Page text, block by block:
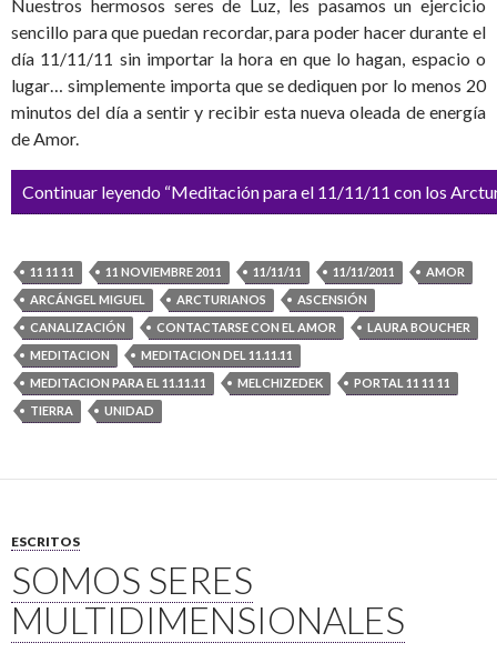
Nuestros hermosos seres de Luz, les pasamos un ejercicio
sencillo para que puedan recordar, para poder hacer durante el
día 11/11/11 sin importar la hora en que lo hagan, espacio o
lugar… simplemente importa que se dediquen por lo menos 20
minutos del día a sentir y recibir esta nueva oleada de energía
de Amor.
Continuar leyendo “Meditación para el 11/11/11 con los
11 11 11 11 NOVIEMBRE 2011 11/11/11 11/11/2011
AMOR
ARCÁNGEL MIGUEL
ARCTURIANOS
ASCENSIÓN
CANALIZACIÓN
CONTACTARSE CON EL AMOR
LAURA BOUCHER
MEDITACION
MEDITACION DEL 11.11.11
MEDITACION PARA EL 11.11.11
MELCHIZEDEK
PORTAL 11 11 11
TIERRA
UNIDAD
ESCRITOS
SOMOS SERES
MULTIDIMENSIONALES